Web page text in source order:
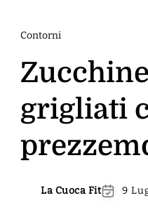
Contorni
grigliati
La Cuoca Fit 9